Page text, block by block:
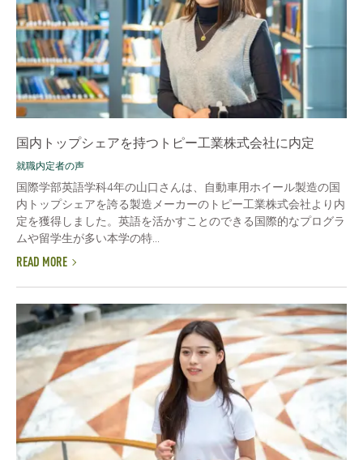
国内トップシェアを持つトピー工業株式会社に内定
就職内定者の声
国際学部英語学科4年の山口さんは、自動車用ホイール製造の国
内トップシェアを誇る製造メーカーのトピー工業株式会社より内
定を獲得しました。英語を活かすことのできる国際的なプログラ
ムや留学生が多い本学の特...
READ MORE